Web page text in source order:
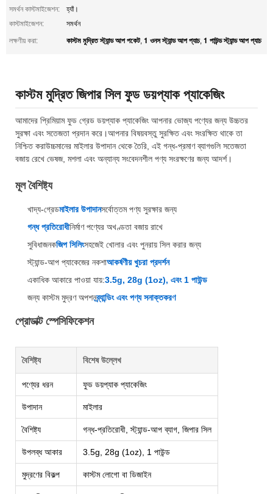
সমর্থন কাস্টমাইজেশন:
হ্যাঁ।
কাস্টমাইজেশন:
সমর্থন
লক্ষণীয় করা:
কাস্টম মুদ্রিত স্ট্যান্ড আপ পকেট, 1 ওনস স্ট্যান্ড আপ প্যাচ, 1 পাউন্ড স্ট্যান্ড আপ প্যাচ
কাস্টম মুদ্রিত জিপার সিল ফুড ডয়প্যাক প্যাকেজিং
আমাদের প্রিমিয়াম ফুড গ্রেড ডয়প্যাক প্যাকেজিং আপনার ভোজ্য পণ্যের জন্য উচ্চতর
সুরক্ষা এবং সতেজতা প্রদান করে।আপনার বিষয়বস্তু সুরক্ষিত এবং সংরক্ষিত থাকে তা
নিশ্চিত করাউচ্চমানের মাইলার উপাদান থেকে তৈরি, এই গন্ধ-প্রমাণ ব্যাগগুলি সতেজতা
বজায় রেখে ভেষজ, মশলা এবং অন্যান্য সংবেদনশীল পণ্য সংরক্ষণের জন্য আদর্শ।
মূল বৈশিষ্ট্য
খাদ্য-গ্রেডমাইলার উপাদানসর্বোত্তম পণ্য সুরক্ষার জন্য
গন্ধ প্রতিরোধীনির্মাণ পণ্যের অখণ্ডতা বজায় রাখে
সুবিধাজনকজিপ সিলিংসহজেই খোলার এবং পুনরায় সিল করার জন্য
স্ট্যান্ড-আপ প্যাকেজের নকশাআকর্ষণীয় খুচরা প্রদর্শন
একাধিক আকারে পাওয়া যায়:3.5g, 28g (1oz), এবং 1 পাউন্ড
জন্য কাস্টম মুদ্রণ অপশনব্র্যান্ডিং এবং পণ্য সনাক্তকরণ
প্রোডাক্ট স্পেসিফিকেশন
বৈশিষ্ট্য বিশেষ উল্লেখ
পণ্যের ধরন ফুড ডয়প্যাক প্যাকেজিং
উপাদান মাইলার
বৈশিষ্ট্য গন্ধ-প্রতিরোধী, স্ট্যান্ড-আপ ব্যাগ, জিপার সিল
উপলব্ধ আকার 3.5g, 28g (1oz), 1 পাউন্ড
মুদ্রণের বিকল্প কাস্টম লোগো বা ডিজাইন